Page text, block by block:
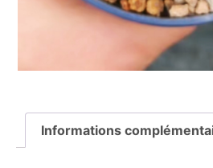
Informations